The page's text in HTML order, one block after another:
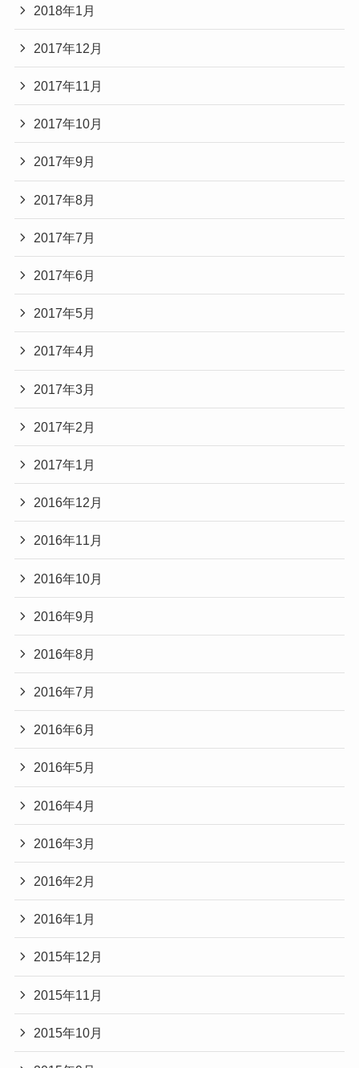
2018年1月
2017年12月
2017年11月
2017年10月
2017年9月
2017年8月
2017年7月
2017年6月
2017年5月
2017年4月
2017年3月
2017年2月
2017年1月
2016年12月
2016年11月
2016年10月
2016年9月
2016年8月
2016年7月
2016年6月
2016年5月
2016年4月
2016年3月
2016年2月
2016年1月
2015年12月
2015年11月
2015年10月